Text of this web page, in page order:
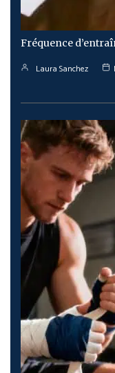
Fréquence
Laura Sanchez